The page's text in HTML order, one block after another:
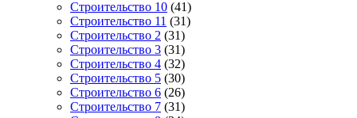
Строительство 10 (41)
Строительство 11 (31)
Строительство 2 (31)
Строительство 3 (31)
Строительство 4 (32)
Строительство 5 (30)
Строительство 6 (26)
Строительство 7 (31)